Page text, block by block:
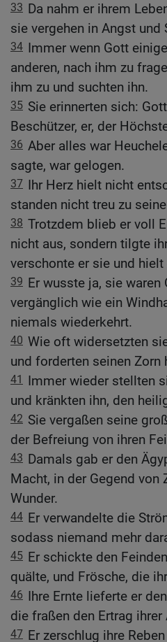
33 Da nahm er ihrem
sie vergehen in Angst und
34 Immer wenn Gott
anderen, nach ihm zu
ihm zu und suchten ihn.
35 Sie erinnerten sich:
Beschützer, er, der
36 Aber alles war
sagte, war gelogen.
37 Ihr Herz hielt nicht
standen nicht treu zu
38 Trotzdem blieb er voll
nicht aus, sondern tilgte
verschonte er sie und
39 Er wusste ja, sie waren
vergänglich wie ein
niemals wiederkehrt.
40 Wie oft widersetzten
und forderten seinen Zorn
41
Immer wieder stellten
und kränkten ihn, den
42 Sie vergaßen seine
der Befreiung von ihren
43 Damals gab er den
Macht, in der Gegend von
Wunder.
44 Er verwandelte die
sodass niemand mehr
45 Er schickte den
quälte, und Frösche, die
46 Ihre Ernte lieferte er
die fraßen den Ertrag ihrer
47 Er zerschlug ihre